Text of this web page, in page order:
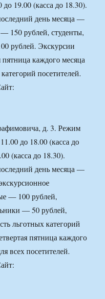
19.00 (касса до 18.30).
день месяца —
150 рублей, студенты,
рублей. Экскурсии
пятница каждого месяца
посетителей.
д. 3. Режим
до 18.00 (касса до
(касса до 18.30).
день месяца —
— 100 рублей,
— 50 рублей,
льготных категорий
пятница каждого
всех посетителей.